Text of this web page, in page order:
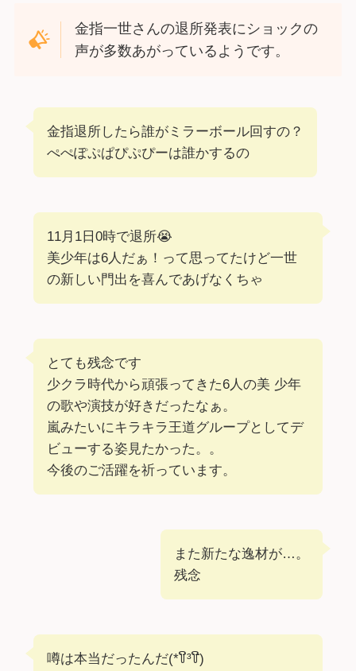
金指一世さんの退所発表にショックの
声が多数あがっているようです。
金指退所したら誰がミラーボール回すの？
ぺぺぽぷぱぴぷぴーは誰かするの
11月1日0時で退所😭
美少年は6人だぁ！って思ってたけど一世
の新しい門出を喜んであげなくちゃ
とても残念です
少クラ時代から頑張ってきた6人の美 少年
の歌や演技が好きだったなぁ。
嵐みたいにキラキラ王道グループとしてデ
ビューする姿見たかった。。
今後のご活躍を祈っています。
また新たな逸材が…。
残念
噂は本当だったんだ(*꒦ິ³꒦ີ)